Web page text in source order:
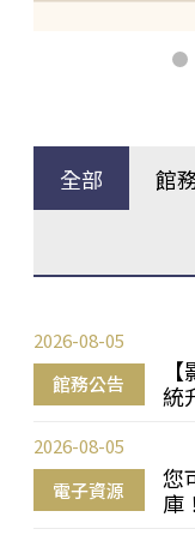
全部 館
館務公告
統
2026-08-05
電子資源
您
庫！
2026-08-05